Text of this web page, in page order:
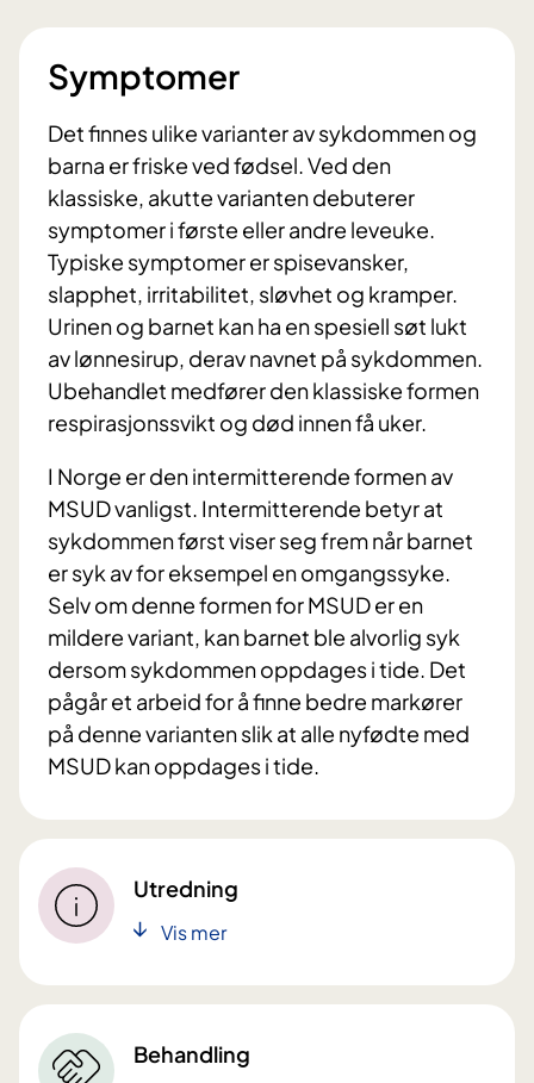
Symptomer
Det finnes ulike varianter av sykdommen og
barna er friske ved fødsel. Ved den
klassiske, akutte varianten debuterer
symptomer i første eller andre leveuke.
Typiske symptomer er spisevansker,
slapphet, irritabilitet, sløvhet og kramper.
Urinen og barnet kan ha en spesiell søt lukt
av lønnesirup, derav navnet på sykdommen.
Ubehandlet medfører den klassiske formen
respirasjonssvikt og død innen få uker.
I Norge er den intermitterende formen av
MSUD vanligst. Intermitterende betyr at
sykdommen først viser seg frem når barnet
er syk av for eksempel en omgangssyke.
Selv om denne formen for MSUD er en
mildere variant, kan barnet ble alvorlig syk
dersom sykdommen oppdages i tide. Det
pågår et arbeid for å finne bedre markører
på denne varianten slik at alle nyfødte med
MSUD kan oppdages i tide.
Utredning
Vis mer
Behandling